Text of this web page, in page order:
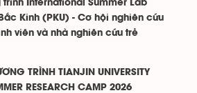
trình International Summer Lab
Kinh (PKU) - Cơ hội nghiên cứu
viên và nhà nghiên cứu trẻ
TRÌNH TIANJIN UNIVERSITY
RESEARCH CAMP 2026